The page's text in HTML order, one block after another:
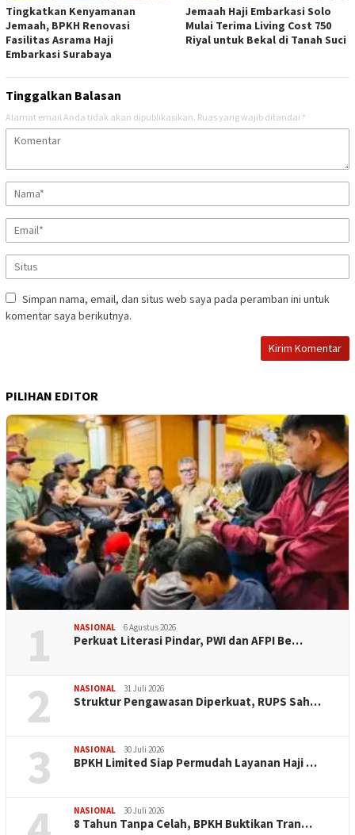
Tingkatkan Kenyamanan
Jemaah, BPKH Renovasi
Fasilitas Asrama Haji
Embarkasi Surabaya
Jemaah Haji Embarkasi Solo
Mulai Terima Living Cost 750
Riyal untuk Bekal di Tanah Suci
Tinggalkan Balasan
Alamat email Anda tidak akan dipublikasikan. Ruas yang wajib ditandai *
Simpan nama, email, dan situs web saya pada peramban ini untuk
komentar saya berikutnya.
PILIHAN EDITOR
1 NASIONAL 6 Agustus 2026
Perkuat Literasi Pindar, PWI dan AFPI Be…
2 NASIONAL 31 Juli 2026
​Struktur Pengawasan Diperkuat, RUPS Sah…
3 NASIONAL 30 Juli 2026
BPKH Limited Siap Permudah Layanan Haji …
NASIONAL 30 Juli 2026
​8 Tahun Tanpa Celah, BPKH Buktikan Tran…